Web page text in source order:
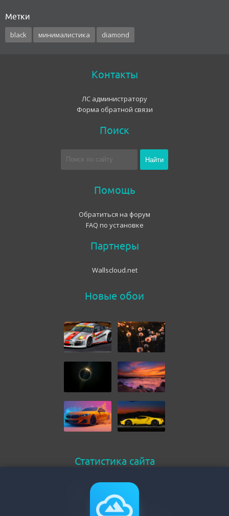
Метки
black минималистика diamond
Контакты
ЛС администратору
Форма обратной связи
Поиск
Помощь
Обратиться на форум
FAQ по установке
Партнеры
Wallscloud.net
Новые обои
Статистика сайта
Онлайн всего
Гостей